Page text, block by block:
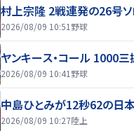
村上宗隆 2戦連発の26号
2026/08/09 10:51 野球
ヤンキース・コール 1000
2026/08/09 10:41 野球
中島ひとみが12秒62の日
2026/08/09 10:27陸上